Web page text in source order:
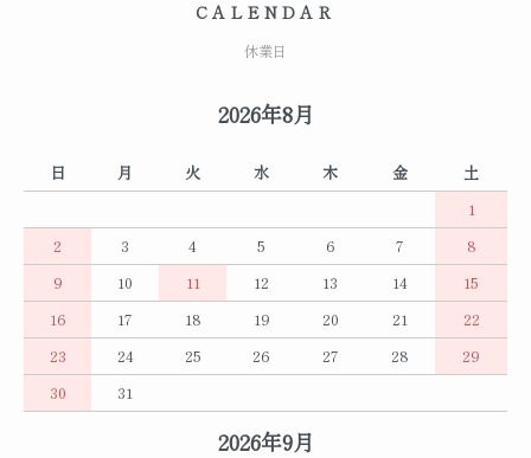
CALENDAR
休業日
2026年8月
日 月 火 水 木 金
土
1
2
3 4 5 6 7
8
9
10 11 12 13 14
15
16
17 18 19 20 21
22
23
24 25 26 27 28
29
30
31
2026年9月